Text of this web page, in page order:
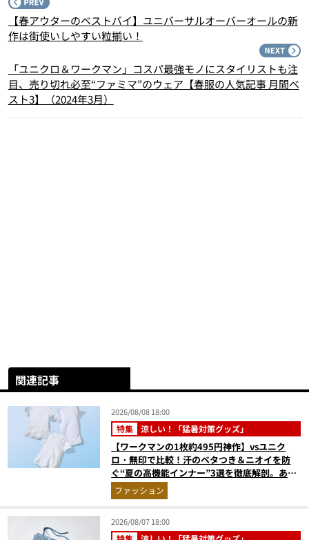
【春アウターのベストバイ】ユニバーサルオーバーオールの新
作は街使いしやすい粒揃い！
「ユニクロ＆ワークマン」コスパ最強モノにスタイリストも注
目、売り切れ必至“ファミマ”のウェア【春服の人気記事 月間ベ
スト3】（2024年3月）
関連記事
2026/08/08 18:00
特集 涼しい！「猛暑対策グッズ」
【ワークマンの1枚約495円神作】vsユニク
ロ・無印で比較！汗のベタつき＆ニオイを防
ぐ“夏の高機能インナー”3選を徹底解剖。あな
たに最適な1着は？
ファッション
2026/08/07 18:00